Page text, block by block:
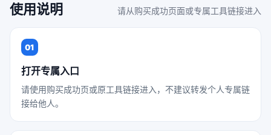
使用说明 请从购买成功页面或专属工具链接进入
01
打开专属入口
请使用购买成功页或原工具链接进入，不建议转发个人专属链
接给他人。